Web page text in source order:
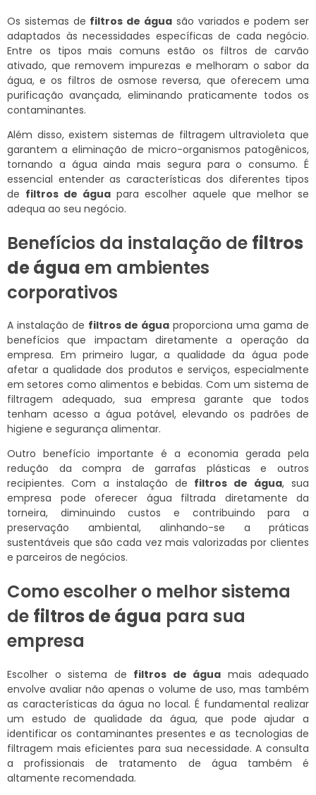
Os sistemas de filtros de água são variados e podem ser
adaptados às necessidades específicas de cada negócio.
Entre os tipos mais comuns estão os filtros de carvão
ativado, que removem impurezas e melhoram o sabor da
água, e os filtros de osmose reversa, que oferecem uma
purificação avançada, eliminando praticamente todos os
contaminantes.
Além disso, existem sistemas de filtragem ultravioleta que
garantem a eliminação de micro-organismos patogênicos,
tornando a água ainda mais segura para o consumo. É
essencial entender as características dos diferentes tipos
de filtros de água para escolher aquele que melhor se
adequa ao seu negócio.
Benefícios da instalação de filtros
de água em ambientes
corporativos
A instalação de filtros de água proporciona uma gama de
benefícios que impactam diretamente a operação da
empresa. Em primeiro lugar, a qualidade da água pode
afetar a qualidade dos produtos e serviços, especialmente
em setores como alimentos e bebidas. Com um sistema de
filtragem adequado, sua empresa garante que todos
tenham acesso a água potável, elevando os padrões de
higiene e segurança alimentar.
Outro benefício importante é a economia gerada pela
redução da compra de garrafas plásticas e outros
recipientes. Com a instalação de filtros de água, sua
empresa pode oferecer água filtrada diretamente da
torneira, diminuindo custos e contribuindo para a
preservação ambiental, alinhando-se a práticas
sustentáveis que são cada vez mais valorizadas por clientes
e parceiros de negócios.
Como escolher o melhor sistema
de filtros de água para sua
empresa
Escolher o sistema de filtros de água mais adequado
envolve avaliar não apenas o volume de uso, mas também
as características da água no local. É fundamental realizar
um estudo de qualidade da água, que pode ajudar a
identificar os contaminantes presentes e as tecnologias de
filtragem mais eficientes para sua necessidade. A consulta
a profissionais de tratamento de água também é
altamente recomendada.